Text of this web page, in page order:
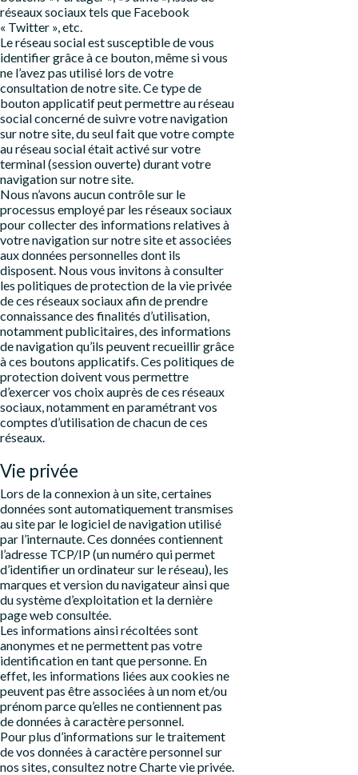
réseaux sociaux tels que Facebook
« Twitter », etc.
Le réseau social est susceptible de vous
identifier grâce à ce bouton, même si vous
ne l’avez pas utilisé lors de votre
consultation de notre site. Ce type de
bouton applicatif peut permettre au réseau
social concerné de suivre votre navigation
sur notre site, du seul fait que votre compte
au réseau social était activé sur votre
terminal (session ouverte) durant votre
navigation sur notre site.
Nous n’avons aucun contrôle sur le
processus employé par les réseaux sociaux
pour collecter des informations relatives à
votre navigation sur notre site et associées
aux données personnelles dont ils
disposent. Nous vous invitons à consulter
les politiques de protection de la vie privée
de ces réseaux sociaux afin de prendre
connaissance des finalités d’utilisation,
notamment publicitaires, des informations
de navigation qu’ils peuvent recueillir grâce
à ces boutons applicatifs. Ces politiques de
protection doivent vous permettre
d’exercer vos choix auprès de ces réseaux
sociaux, notamment en paramétrant vos
comptes d’utilisation de chacun de ces
réseaux.
Vie privée
Lors de la connexion à un site, certaines
données sont automatiquement transmises
au site par le logiciel de navigation utilisé
par l’internaute. Ces données contiennent
l’adresse TCP/IP (un numéro qui permet
d’identifier un ordinateur sur le réseau), les
marques et version du navigateur ainsi que
du système d’exploitation et la dernière
page web consultée.
Les informations ainsi récoltées sont
anonymes et ne permettent pas votre
identification en tant que personne. En
effet, les informations liées aux cookies ne
peuvent pas être associées à un nom et/ou
prénom parce qu’elles ne contiennent pas
de données à caractère personnel.
Pour plus d’informations sur le traitement
de vos données à caractère personnel sur
nos sites, consultez notre Charte vie privée.